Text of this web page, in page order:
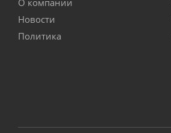
Новости
Политика